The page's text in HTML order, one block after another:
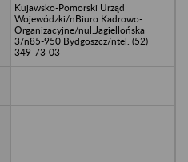
Kujawsko-Pomorski Urząd
Wojewódzki/nBiuro Kadrowo-
Organizacyjne/nul.Jagiellońska
3/n85-950 Bydgoszcz/ntel. (52)
349-73-03